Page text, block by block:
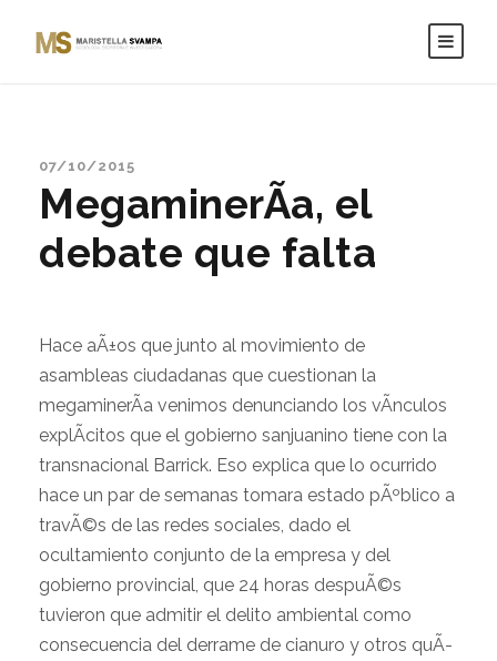
07/10/2015
MegaminerÃ­a, el
debate que falta
Hace aÃ±os que junto al movimiento de
asambleas ciudadanas que cuestionan la
megaminerÃ­a venimos denunciando los vÃ­nculos
explÃ­citos que el gobierno sanjuanino tiene con la
transnacional Barrick. Eso explica que lo ocurrido
hace un par de semanas tomara estado pÃºblico a
travÃ©s de las redes sociales, dado el
ocultamiento conjunto de la empresa y del
gobierno provincial, que 24 horas despuÃ©s
tuvieron que admitir el delito ambiental como
consecuencia del derrame de cianuro y otros quÃ­